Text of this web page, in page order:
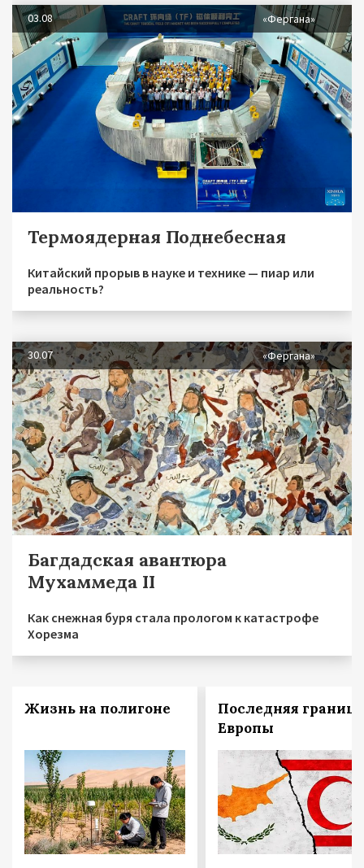
03.08 «Фергана»
Термоядерная Поднебесная
Китайский прорыв в науке и технике — пиар или
реальность?
30.07 «Фергана»
Багдадская авантюра
Мухаммеда II
Как снежная буря стала прологом к катастрофе
Хорезма
Жизнь на полигоне
Последняя граница
Европы